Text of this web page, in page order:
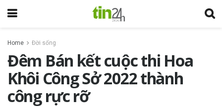
Home Đời sống
Đêm Bán kết cuộc thi Hoa
Khôi Công Sở 2022 thành
công rực rỡ